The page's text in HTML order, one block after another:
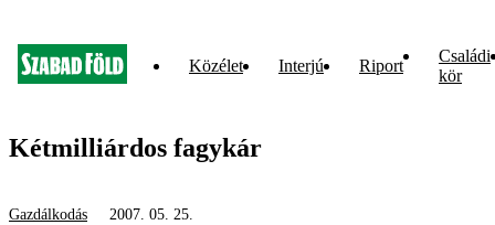
Közélet Interjú Riport
Családi
kör
Kétmilliárdos fagykár
Gazdálkodás 2007. 05. 25.